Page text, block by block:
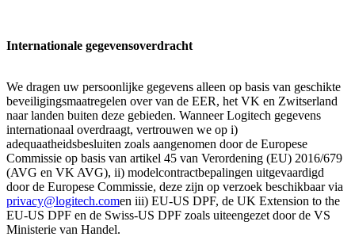
Internationale gegevensoverdracht
We dragen uw persoonlijke gegevens alleen op basis van geschikte
beveiligingsmaatregelen over van de EER, het VK en Zwitserland
naar landen buiten deze gebieden. Wanneer Logitech gegevens
internationaal overdraagt, vertrouwen we op i)
adequaatheidsbesluiten zoals aangenomen door de Europese
Commissie op basis van artikel 45 van Verordening (EU) 2016/679
(AVG en VK AVG), ii) modelcontractbepalingen uitgevaardigd
door de Europese Commissie, deze zijn op verzoek beschikbaar via
privacy@logitech.comen iii) EU-US DPF, de UK Extension to the
EU-US DPF en de Swiss-US DPF zoals uiteengezet door de VS
Ministerie van Handel.